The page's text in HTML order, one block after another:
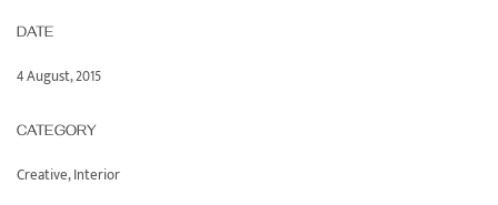
DATE
4 August, 2015
CATEGORY
Creative,Interior